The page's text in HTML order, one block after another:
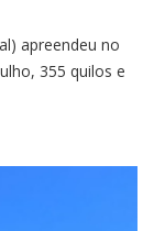
apreendeu no
355 quilos e